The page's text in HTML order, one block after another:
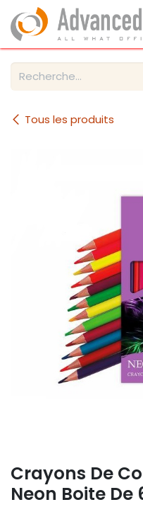
Se rendre au contenu
Tous les produits
Crayons De
Neon Boite De